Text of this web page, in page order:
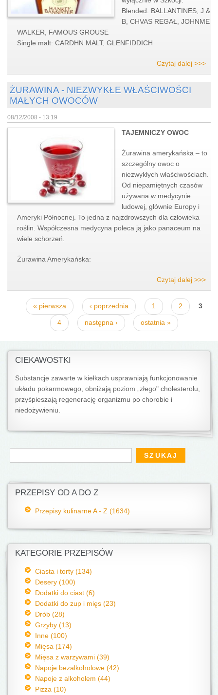
Blended: BALLANTINES, J &
B, CHVAS REGAŁ, JOHNME
WALKER, FAMOUS GROUSE
Single malt: CARDHN MALT, GLENFIDDICH
Czytaj dalej >>>
ŻURAWINA - NIEZWYKŁE WŁAŚCIWOŚCI
MAŁYCH OWOCÓW
08/12/2008 - 13:19
TAJEMNICZY OWOC
Żurawina amerykańska – to
szczególny owoc o
niezwykłych właściwościach.
Od niepamiętnych czasów
używana w medycynie
ludowej, głównie Europy i
Ameryki Północnej. To jedna z najzdrowszych dla człowieka
roślin. Współczesna medycyna poleca ją jako panaceum na
wiele schorzeń.
Żurawina Amerykańska:
Czytaj dalej >>>
Strony« pierwsza ‹ poprzednia 1 2 3
4 następna › ostatnia »
CIEKAWOSTKI
Substancje zawarte w kiełkach usprawniają funkcjonowanie
układu pokarmowego, obniżają poziom „złego" cholesterolu,
przyśpieszają regenerację organizmu po chorobie i
niedożywieniu.
Formularz wyszukiwania
Szukaj
PRZEPISY OD A DO Z
Przepisy kulinarne A - Z (1634)
KATEGORIE PRZEPISÓW
Ciasta i torty (134)
Desery (100)
Dodatki do ciast (6)
Dodatki do zup i mięs (23)
Drób (28)
Grzyby (13)
Inne (100)
Mięsa (174)
Mięsa z warzywami (39)
Napoje bezalkoholowe (42)
Napoje z alkoholem (44)
Pizza (10)